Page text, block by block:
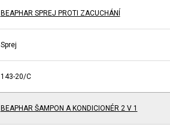
BEAPHAR SPREJ PROTI ZACUCHÁNÍ
Sprej
143-20/C
BEAPHAR ŠAMPON A KONDICIONÉR 2 V 1